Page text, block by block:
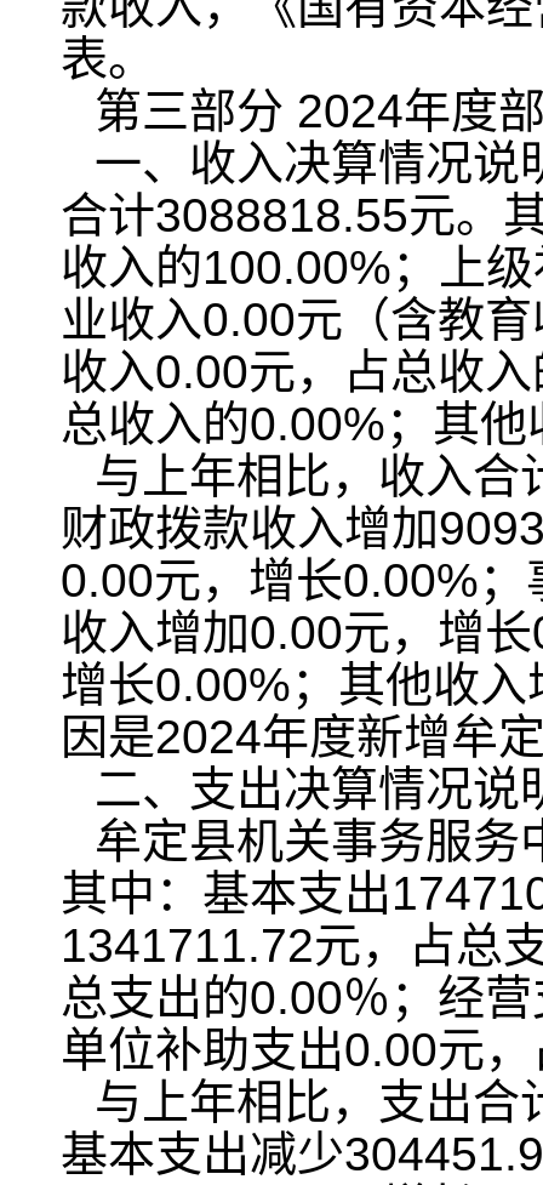
表。
第三部分 2024年度
一、收入决算情况说
合计3088818.55元。
收入的100.00%；上
业收入0.00元（含教
收入0.00元，占总收
总收入的0.00%；其
与上年相比，收入合
财政拨款收入增加
0.00元，增长0.00%
收入增加0.00元，增
增长0.00%；其他收
因是2024年度新增牟
二、支出决算情况说
牟定县机关事务服
其中：基本支出
1341711.72元，占总
总支出的0.00％；经
单位补助支出0.00元
与上年相比，支出合
基本支出减少